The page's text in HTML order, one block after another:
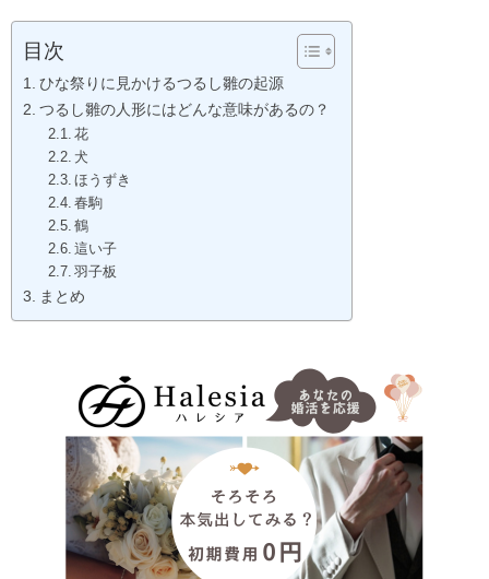
目次
ひな祭りに見かけるつるし雛の起源
つるし雛の人形にはどんな意味があるの？
花
犬
ほうずき
春駒
鶴
這い子
羽子板
まとめ